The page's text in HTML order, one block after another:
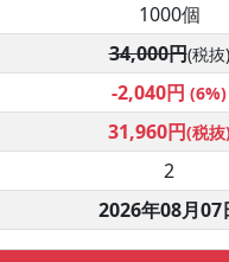
1000個
34,000円(税抜)
-2,040円 (6%)
31,960円(税抜
2
2026年08月07